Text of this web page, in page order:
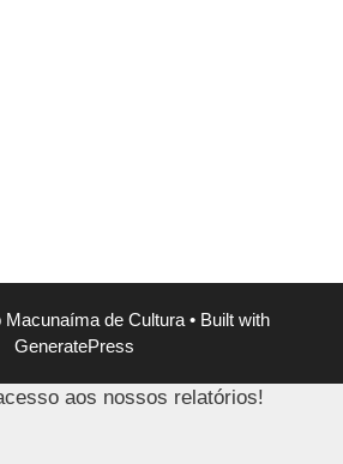
de Cultura • Built with
GeneratePress
aos nossos relatórios!